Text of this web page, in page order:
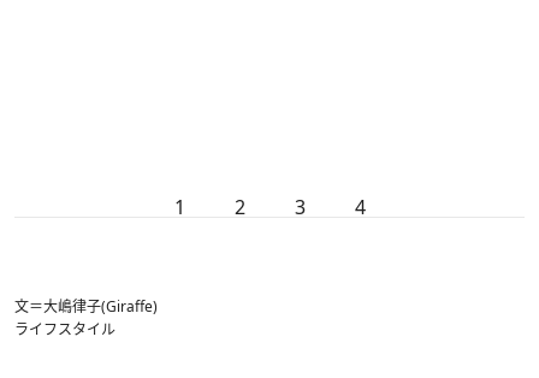
1 2 3 4
文＝大嶋律子(Giraffe)
ライフスタイル